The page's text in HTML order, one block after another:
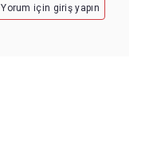
Yorum için giriş yapın